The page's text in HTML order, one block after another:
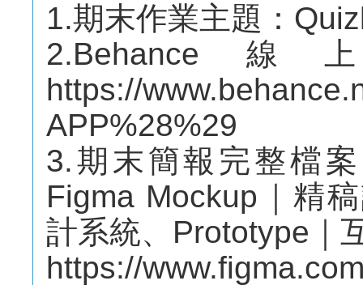
1.期末作業主題：
2.Behance
https://
APP%28%29
3.期末簡報完整檔
Figma Mockup｜精
計系統、Prototype｜
https://